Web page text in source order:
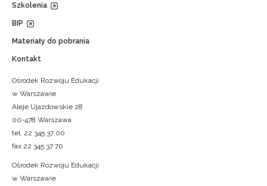
Szkolenia
BIP
Materiały do pobrania
Kontakt
Ośrodek Rozwoju Edukacji
w Warszawie
Aleje Ujazdowskie 28
00-478 Warszawa
tel. 22 345 37 00
fax 22 345 37 70
Ośrodek Rozwoju Edukacji
w Warszawie